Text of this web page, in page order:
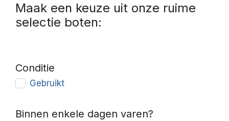
Maak een keuze uit onze ruime
selectie boten:
Conditie
Gebruikt
Binnen enkele dagen varen?